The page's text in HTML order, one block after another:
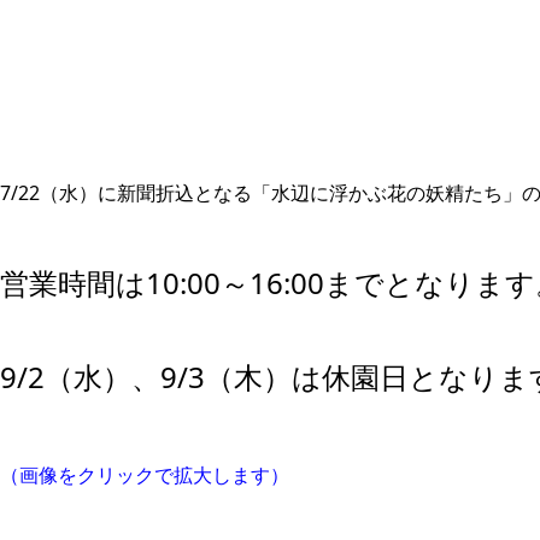
7/22（水）に新聞折込となる「水辺に浮かぶ花の妖精たち」の
営業時間は10:00～16:00までとなります
9/2（水）、9/3（木）は休園日となりま
（画像をクリックで拡大します）